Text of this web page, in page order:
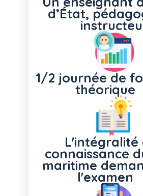
d’État,
1/2 journée de
L'intégralité
connaissance
maritime
l'examen